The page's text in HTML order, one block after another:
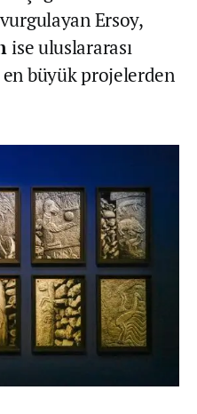
Ersoy,
ise uluslararası
büyük projelerden